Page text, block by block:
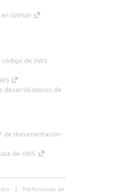
GitHub
de AWS
desarrolladores de
de documentación
de AWS
Preferencias de